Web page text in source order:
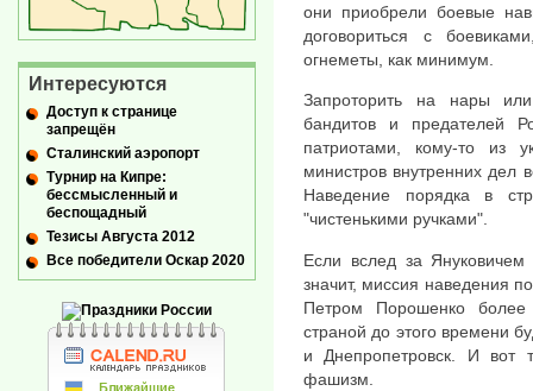
они приобрели боевые
договориться с
огнеметы, как минимум.
Запроторить на нары
бандитов и предателей
патриотами, кому-то из
министров внутренних дел
Наведение порядка в
"чистенькими ручками".
Если вслед за
значит, миссия наведения
Петром Порошенко более
страной до этого времени
и Днепропетровск. И вот
фашизм.
Интересуются
Доступ к странице
запрещён
Сталинский аэропорт
Турнир на Кипре:
бессмысленный и
беспощадный
Тезисы Августа 2012
Все победители Оскар 2020